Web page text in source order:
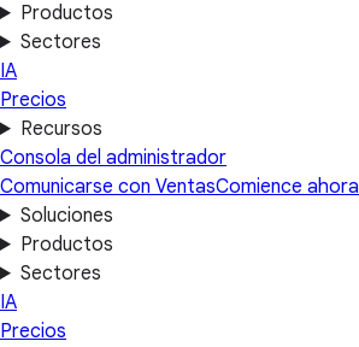
Productos
Sectores
IA
Precios
Recursos
Consola del administrador
Comunicarse con VentasComience ahora
Soluciones
Productos
Sectores
IA
Precios